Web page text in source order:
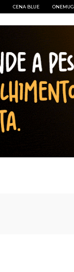
CENA BLUE ONEMUG